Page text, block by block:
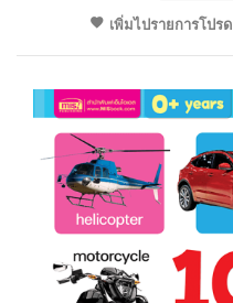
เพิ่มไปรายการโปรด